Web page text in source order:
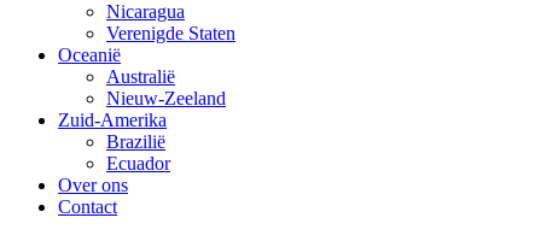
Nicaragua
Verenigde Staten
Oceanië
Australië
Nieuw-Zeeland
Zuid-Amerika
Brazilië
Ecuador
Over ons
Contact